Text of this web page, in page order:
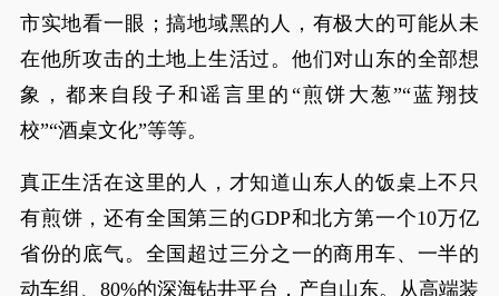
市实地看一眼；搞地域黑的人，有极大的可能从未
在他所攻击的土地上生活过。他们对山东的全部想
象，都来自段子和谣言里的“煎饼大葱”“蓝翔技
校”“酒桌文化”等等。
真正生活在这里的人，才知道山东人的饭桌上不只
有煎饼，还有全国第三的GDP和北方第一个10万亿
省份的底气。全国超过三分之一的商用车、一半的
动车组、80%的深海钻井平台，产自山东。从高端装